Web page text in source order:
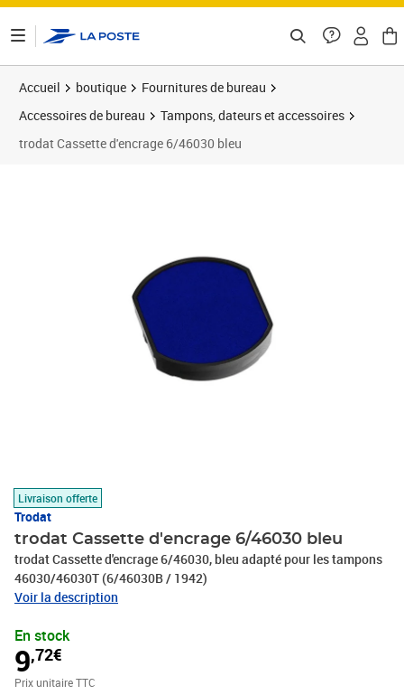
Accueil boutique
Fournitures de bureau
Accessoires de bureau
Tampons, dateurs et accessoires
trodat Cassette d'encrage 6/46030 bleu
Livraison offerte
Trodat
trodat Cassette d'encrage 6/46030 bleu
trodat Cassette d'encrage 6/46030, bleu adapté pour les tampons
46030/46030T (6/46030B / 1942)
Voir la description
En stock
9,72€
Prix unitaire TTC